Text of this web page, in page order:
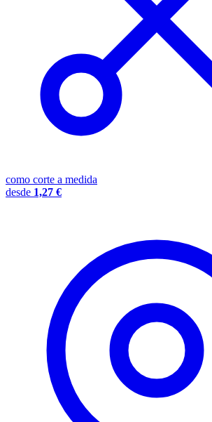
como corte a medida
desde 1,27 €